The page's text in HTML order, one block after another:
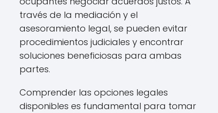
través de la mediación y el
asesoramiento legal, se pueden evitar
procedimientos judiciales y encontrar
soluciones beneficiosas para ambas
partes.
Comprender las opciones legales
disponibles es fundamental para tomar